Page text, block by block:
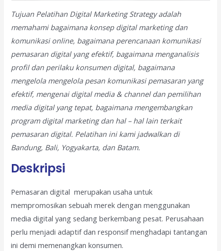
Tujuan Pelatihan Digital Marketing Strategy adalah
memahami bagaimana konsep digital marketing dan
komunikasi online, bagaimana perencanaan komunikasi
pemasaran digital yang efektif, bagaimana menganalisis
profil dan perilaku konsumen digital, bagaimana
mengelola mengelola pesan komunikasi pemasaran yang
efektif, mengenai digital media & channel dan pemilihan
media digital yang tepat, bagaimana mengembangkan
program digital marketing dan hal – hal lain terkait
pemasaran digital. Pelatihan ini kami jadwalkan di
Bandung, Bali, Yogyakarta, dan Batam.
Deskripsi
Pemasaran digital merupakan usaha untuk
mempromosikan sebuah merek dengan menggunakan
media digital yang sedang berkembang pesat. Perusahaan
perlu menjadi adaptif dan responsif menghadapi tantangan
ini demi memenangkan konsumen.